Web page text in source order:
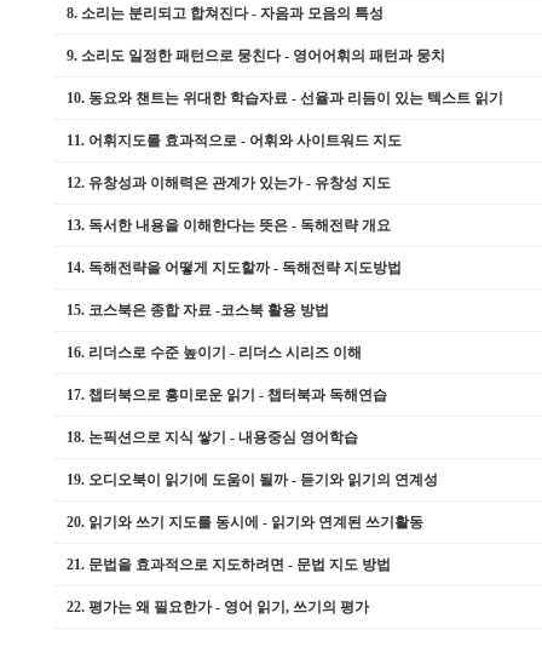
8. 소리는 분리되고 합쳐진다 - 자음과 모음의 특성
9. 소리도 일정한 패턴으로 뭉친다 - 영어어휘의 패턴과 뭉치
10. 동요와 챈트는 위대한 학습자료 - 선율과 리듬이 있는 텍스트 읽기
11. 어휘지도를 효과적으로 - 어휘와 사이트워드 지도
12. 유창성과 이해력은 관계가 있는가 - 유창성 지도
13. 독서한 내용을 이해한다는 뜻은 - 독해전략 개요
14. 독해전략을 어떻게 지도할까 - 독해전략 지도방법
15. 코스북은 종합 자료 -코스북 활용 방법
16. 리더스로 수준 높이기 - 리더스 시리즈 이해
17. 챕터북으로 흥미로운 읽기 - 챕터북과 독해연습
18. 논픽션으로 지식 쌓기 - 내용중심 영어학습
19. 오디오북이 읽기에 도움이 될까 - 듣기와 읽기의 연계성
20. 읽기와 쓰기 지도를 동시에 - 읽기와 연계된 쓰기활동
21. 문법을 효과적으로 지도하려면 - 문법 지도 방법
22. 평가는 왜 필요한가 - 영어 읽기, 쓰기의 평가